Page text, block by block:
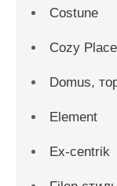
Costune
Cozy Place
Domus,
Element
Ex-centrik